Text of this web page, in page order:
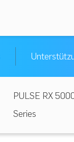
PULSE RX
Series